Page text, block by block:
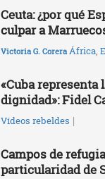
Ceuta: ¿por qué
culpar a
Victoria G. Corera África
«Cuba representa
dignidad»: Fidel
Vídeos rebeldes |
Campos de
particularidad de